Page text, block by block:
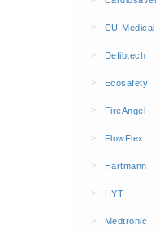
Brandblusmiddelen
Schuimblussers (6)
Brandmelders
CO melders (2)
> CU-Medical
> Defibtech
> Ecosafety
> FireAngel
> FlowFlex
> Hartmann
> HYT
> Medtronic